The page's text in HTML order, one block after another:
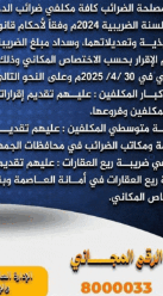
لبرنامج
2026
صحفي لمركز عين
على اليمن
2026
لبرنامج (مع
2026